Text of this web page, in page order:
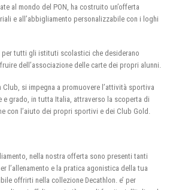
al mondo del PON, ha costruito un’offerta
e all’abbigliamento personalizzabile con i loghi
per tutti gli istituti scolastici che desiderano
dell’associazione delle carte dei propri alunni.
Club, si impegna a promuovere l’attività sportiva
e grado, in tutta Italia, attraverso la scoperta di
con l’aiuto dei propri sportivi e dei Club Gold.
nella nostra offerta sono presenti tanti
l’allenamento e la pratica agonistica della tua
offrirti nella collezione Decathlon. e’ per